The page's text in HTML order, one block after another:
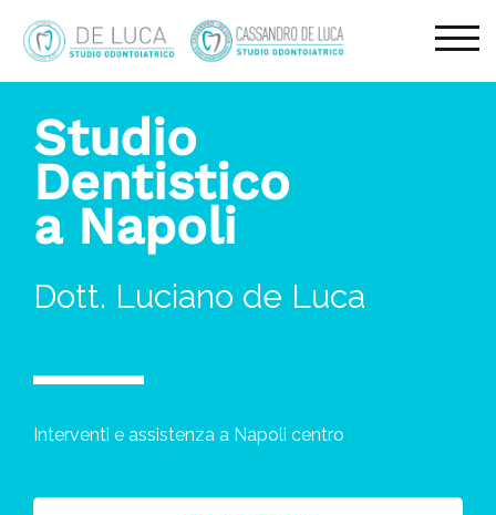
Studio
Dentistico
a Napoli
Dott. Luciano de Luca
Interventi e assistenza a Napoli centro